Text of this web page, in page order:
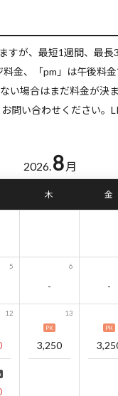
が、最短1週間、最長
金、「pm」は午後料
場合はまだ料金が決ま
問い合わせください。
2026.8 月
木 金
5 6
- -
12 13
PK
3,250
PK